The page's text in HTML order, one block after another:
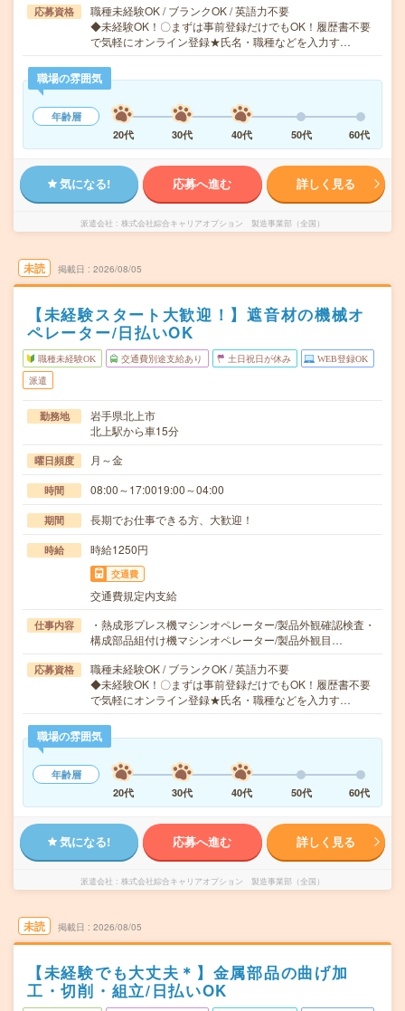
応募資格
職種未経験OK / ブランクOK / 英語力不要
◆未経験OK！〇まずは事前登録だけでもOK！履歴書不要
で気軽にオンライン登録★氏名・職種などを入力す…
職場の雰囲気
年齢層
20代
30代 40代 50代 60代
気になる! 応募へ進む 詳しく見る
派遣会社 株式会社綜合キャリアオプション 製造事業部（全国）
未読 掲載日 2026/08/05
【未経験スタート大歓迎！】遮音材の機械オ
ペレーター/日払いOK
職種未経験OK 交通費別途支給あり 土日祝日が休み WEB登録OK
派遣
勤務地
岩手県北上市
北上駅から車15分
曜日頻度 月～金
時間 08:00～17:0019:00～04:00
期間 長期でお仕事できる方、大歓迎！
時給 時給1250円
交通費
交通費規定内支給
仕事内容
・熱成形プレス機マシンオペレーター/製品外観確認検査・
構成部品組付け機マシンオペレーター/製品外観目…
応募資格
職種未経験OK / ブランクOK / 英語力不要
◆未経験OK！〇まずは事前登録だけでもOK！履歴書不要
で気軽にオンライン登録★氏名・職種などを入力す…
職場の雰囲気
年齢層
20代
30代 40代 50代 60代
気になる! 応募へ進む 詳しく見る
派遣会社 株式会社綜合キャリアオプション 製造事業部（全国）
未読 掲載日 2026/08/05
【未経験でも大丈夫＊】金属部品の曲げ加
工・切削・組立/日払いOK